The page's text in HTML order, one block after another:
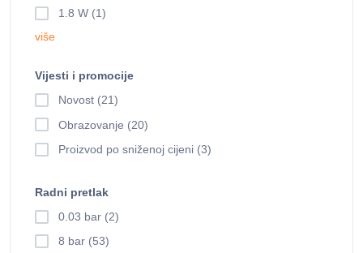
1.8 W (1)
više
Vijesti i promocije
Novost (21)
Obrazovanje (20)
Proizvod po sniženoj cijeni (3)
Radni pretlak
0.03 bar (2)
8 bar (53)